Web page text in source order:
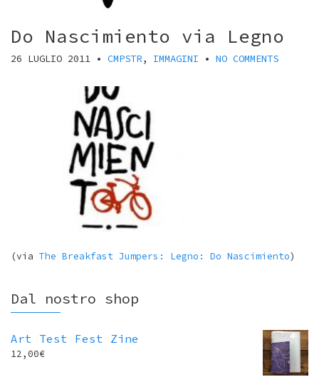
Do Nascimiento via Legno
26 LUGLIO 2011 • CMPSTR, IMMAGINI • NO COMMENTS
(via The Breakfast Jumpers: Legno: Do Nascimiento)
Dal nostro shop
Art Test Fest Zine
12,00€